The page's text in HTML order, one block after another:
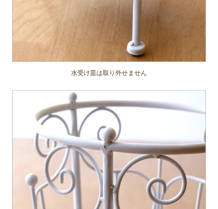
水受け皿は取り外せません